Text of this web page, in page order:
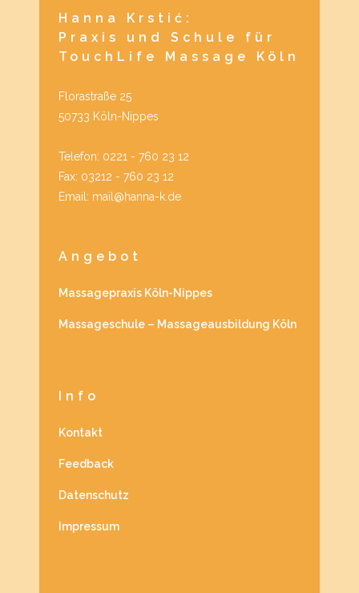
Hanna Krstić:
Praxis und Schule für
TouchLife Massage Köln
Florastraße 25
50733 Köln-Nippes
Telefon: 0221 - 760 23 12
Fax: 03212 - 760 23 12
Email: mail@hanna-k.de
Angebot
Massagepraxis Köln-Nippes
Massageschule – Massageausbildung Köln
Info
Kontakt
Feedback
Datenschutz
Impressum